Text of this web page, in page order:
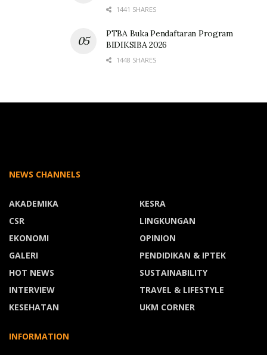
1441 SHARES
PTBA Buka Pendaftaran Program
BIDIKSIBA 2026
1448 SHARES
NEWS CHANNELS
AKADEMIKA
CSR
EKONOMI
GALERI
HOT NEWS
INTERVIEW
KESEHATAN
KESRA
LINGKUNGAN
OPINION
PENDIDIKAN & IPTEK
SUSTAINABILITY
TRAVEL & LIFESTYLE
UKM CORNER
INFORMATION